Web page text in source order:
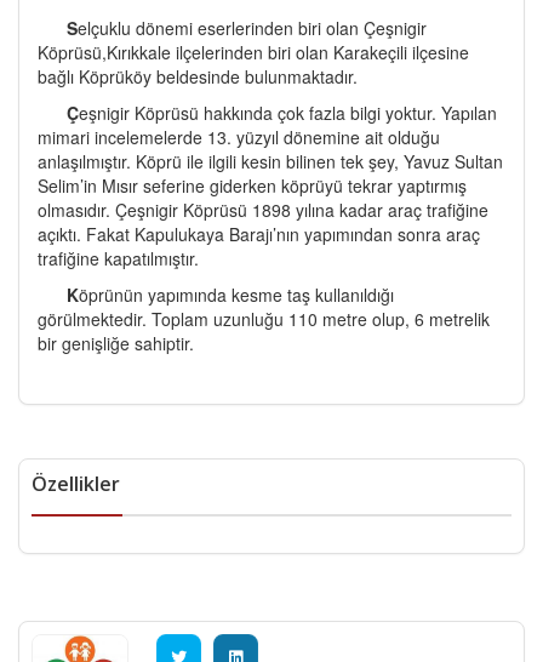
Selçuklu dönemi eserlerinden biri olan Çeşnigir
Köprüsü,Kırıkkale ilçelerinden biri olan Karakeçili ilçesine
bağlı Köprüköy beldesinde bulunmaktadır.
Çeşnigir Köprüsü hakkında çok fazla bilgi yoktur. Yapılan
mimari incelemelerde 13. yüzyıl dönemine ait olduğu
anlaşılmıştır. Köprü ile ilgili kesin bilinen tek şey, Yavuz Sultan
Selim’in Mısır seferine giderken köprüyü tekrar yaptırmış
olmasıdır. Çeşnigir Köprüsü 1898 yılına kadar araç trafiğine
açıktı. Fakat Kapulukaya Barajı’nın yapımından sonra araç
trafiğine kapatılmıştır.
Köprünün yapımında kesme taş kullanıldığı
görülmektedir. Toplam uzunluğu 110 metre olup, 6 metrelik
bir genişliğe sahiptir.
Özellikler